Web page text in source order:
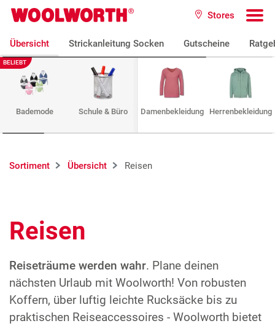
Zum Hauptinhalt
Woolworth GmbH Stores
Übersicht Strickanleitung Socken Gutscheine
BELIEBT
Bademode Schule & Büro Damenbekleidung Herrenbekleidung
Sortiment Übersicht Reisen
Reisen
Reiseträume werden wahr. Plane deinen
nächsten Urlaub mit Woolworth! Von robusten
Koffern, über luftig leichte Rucksäcke bis zu
praktischen Reiseaccessoires - Woolworth bietet